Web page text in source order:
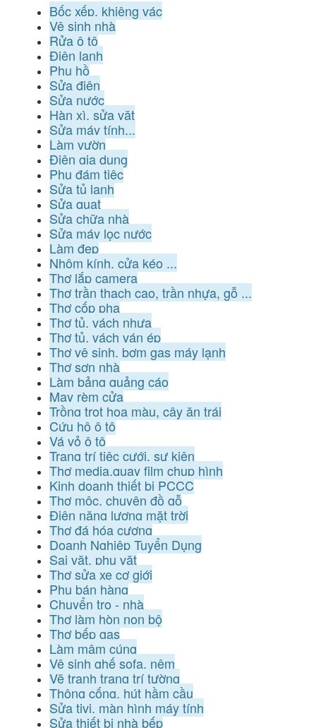
Bốc xếp, khiêng vác
Vệ sinh nhà
Rửa ô tô
Điện lạnh
Phụ hồ
Sửa điện
Sửa nước
Hàn xì, sửa vặt
Sửa máy tính...
Làm vườn
Điện gia dụng
Phụ đám tiệc
Sửa tủ lạnh
Sửa quạt
Sửa chữa nhà
Sửa máy lọc nước
Làm đẹp
Nhôm kính, cửa kéo ...
Thợ lắp camera
Thợ trần thạch cao, trần nhựa, gỗ ...
Thợ cốp pha
Thợ tủ, vách nhựa
Thợ tủ, vách ván ép
Thợ vệ sinh, bơm gas máy lạnh
Thợ sơn nhà
Làm bảng quảng cáo
May rèm cửa
Trồng trọt hoa màu, cây ăn trái
Cứu hộ ô tô
Vá vỏ ô tô
Trang trí tiệc cưới, sự kiện
Thợ media,quay film chụp hình
Kinh doanh thiết bị PCCC
Thợ mộc, chuyên đồ gỗ
Điện năng lượng mặt trời
Thợ đá hóa cương
Doanh Nghiệp Tuyển Dụng
Sai vặt, phụ vặt
Thợ sửa xe cơ giới
Phụ bán hàng
Chuyển trọ - nhà
Thợ làm hòn non bộ
Thợ bếp gas
Làm mâm cúng
Vệ sinh ghế sofa, nệm
Vẽ tranh trang trí tường
Thông cống, hút hầm cầu
Sửa tivi, màn hình máy tính
Sửa thiết bị nhà bếp